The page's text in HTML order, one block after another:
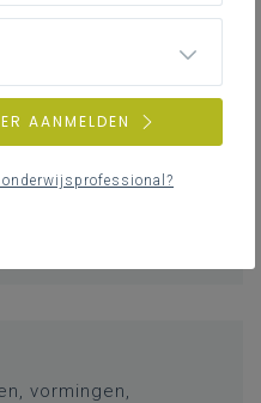
interessante
vormingen,
AANMELDEN
onderwijsprofessional?